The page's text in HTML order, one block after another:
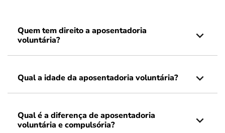
Quem tem direito a aposentadoria
voluntária?
Qual a idade da aposentadoria voluntária?
Qual é a diferença de aposentadoria
voluntária e compulsória?